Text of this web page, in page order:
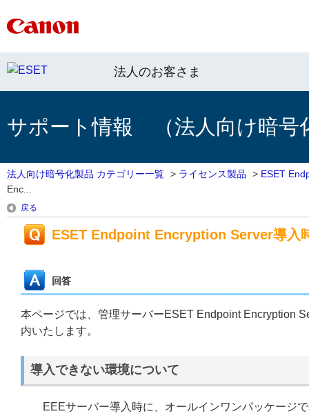
法人のお客さま
サポート情報 （法人向け暗号
法人向け暗号化製品 カテゴリー一覧 > ライセンス製品 > ESET
Enc...
戻る
ESET Endpoint Encryption Server導入
回答
本ページでは、管理サーバーESET Endpoint Encryption
内いたします。
導入できない環境について
EEEサーバー導入時に、オールインワンパッケージ